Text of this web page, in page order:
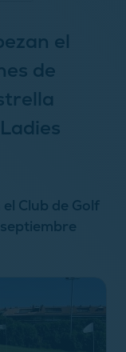
el
de
Club de Golf